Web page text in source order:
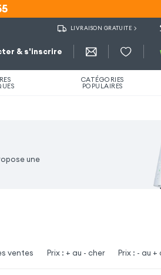
LIVRAISON GRATUITE
& s'inscrire
CATÉGORIES
POPULAIRES
une
ventes Prix : + au - cher Prix : - au +